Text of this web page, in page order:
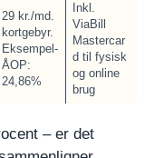
29 kr./md.
kortgebyr.
Eksempel-
ÅOP:
24,86%
Inkl.
ViaBill
Mastercar
d til fysisk
og online
brug
– er det